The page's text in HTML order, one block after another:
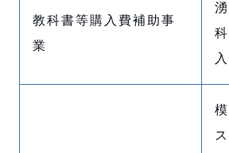
教科書等購入費補助事
業